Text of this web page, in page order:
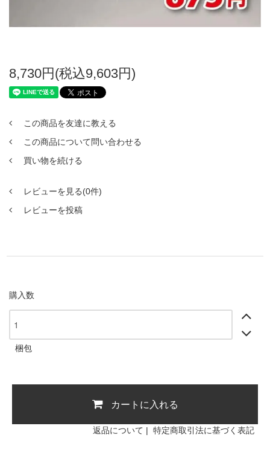
8,730円(税込9,603円)
この商品を友達に教える
この商品について問い合わせる
買い物を続ける
レビューを見る(0件)
レビューを投稿
購入数
梱包
カートに入れる
返品について | 特定商取引法に基づく表記